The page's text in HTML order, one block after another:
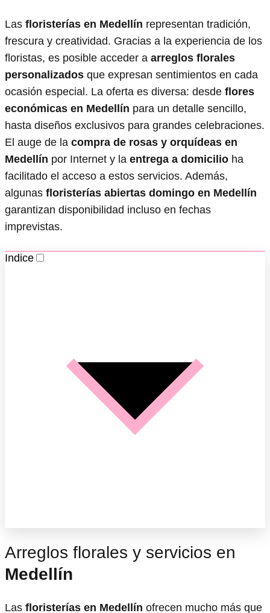
Las floristerías en Medellín representan tradición,
frescura y creatividad. Gracias a la experiencia de los
floristas, es posible acceder a arreglos florales
personalizados que expresan sentimientos en cada
ocasión especial. La oferta es diversa: desde flores
económicas en Medellín para un detalle sencillo,
hasta diseños exclusivos para grandes celebraciones.
El auge de la compra de rosas y orquídeas en
Medellín por Internet y la entrega a domicilio ha
facilitado el acceso a estos servicios. Además,
algunas floristerías abiertas domingo en Medellín
garantizan disponibilidad incluso en fechas
imprevistas.
Indice
Arreglos florales y servicios en
Medellín
Las floristerías en Medellín ofrecen mucho más que